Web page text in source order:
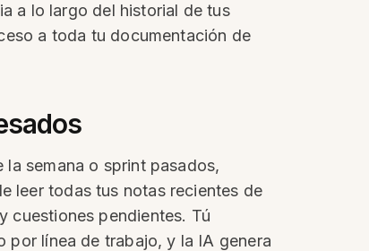
a lo largo del historial de tus
a toda tu documentación de
semana o sprint pasados,
leer todas tus notas recientes de
cuestiones pendientes. Tú
por línea de trabajo, y la IA genera